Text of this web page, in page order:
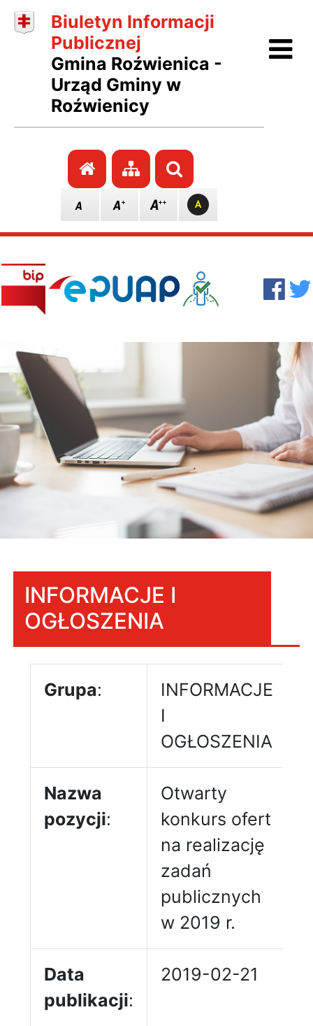
Biuletyn Informacji
Publicznej
Gmina Roźwienica -
Urząd Gminy w
Roźwienicy
Przejdź do strony głównej
Przejdź do mapy
Szukaj
INFORMACJE I
OGŁOSZENIA
Grupa:
INFORMACJE
I
OGŁOSZENIA
Nazwa
pozycji:
Otwarty
konkurs ofert
na realizację
zadań
publicznych
w 2019 r.
Data
publikacji:
2019-02-21